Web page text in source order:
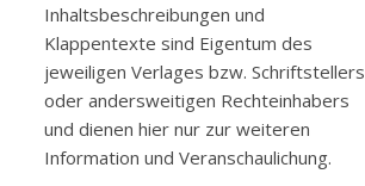
Inhaltsbeschreibungen und
Klappentexte sind Eigentum des
jeweiligen Verlages bzw. Schriftstellers
oder andersweitigen Rechteinhabers
und dienen hier nur zur weiteren
Information und Veranschaulichung.